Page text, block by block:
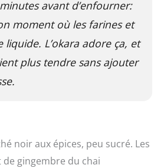
avant d’enfourner:
moment où les farines et
liquide. L’okara adore ça, et
plus tendre sans ajouter
noir aux épices, peu sucré. Les
gingembre du chai